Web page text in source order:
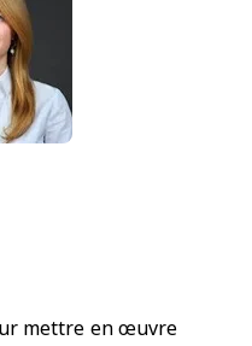
new window
mettre en œuvre